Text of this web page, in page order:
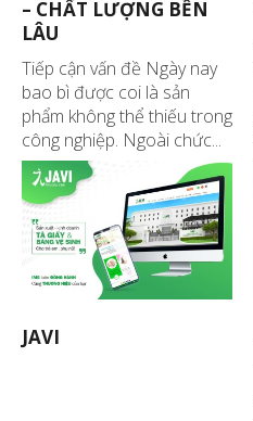
– CHẤT LƯỢNG BỀN
LÂU
Tiếp cận vấn đề Ngày nay
bao bì được coi là sản
phẩm không thể thiếu trong
công nghiệp. Ngoài chức...
JAVI